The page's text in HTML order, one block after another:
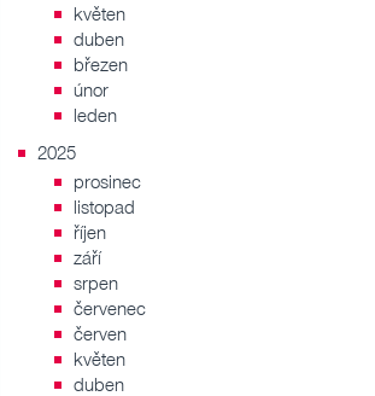
květen
duben
březen
únor
leden
2025
prosinec
listopad
říjen
září
srpen
červenec
červen
květen
duben